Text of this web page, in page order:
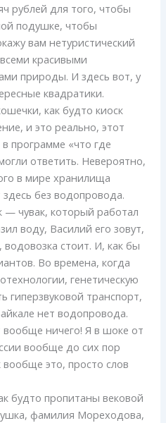
рублей для того, чтобы
подушке, чтобы
вам нетуристический
красивыми
природы. И здесь вот, у
квадратики.
как будто киоск
и это реально, этот
программе «что где
ответить. Невероятно,
в мире хранилища
без водопровода.
— чувак, который работал
воду, Василий его зовут,
водовозка стоит. И, как бы
Во времена, когда
генетическую
гиперзвуковой транспорт,
нет водопровода.
вообще ничего! Я в шоке от
вообще до сих пор
это, просто слов
будто пропитаны вековой
фамилия Мореходова,